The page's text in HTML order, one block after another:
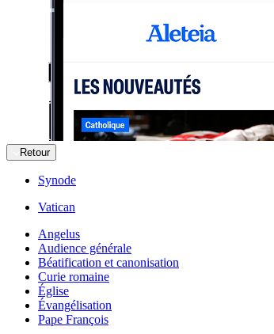
Retour
Synode
Vatican
Angelus
Audience générale
Béatification et canonisation
Curie romaine
Église
Évangélisation
Pape François